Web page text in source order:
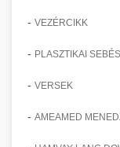
- VEZÉRCIKK
- PLASZTIKAI
- VERSEK
- AMEAMED